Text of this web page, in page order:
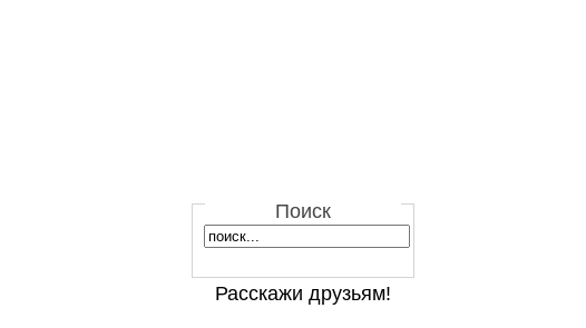
Поиск
Расскажи друзьям!